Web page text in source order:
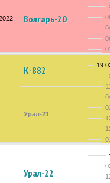
Волгарь-20
К-882
Урал-21
Урал-22